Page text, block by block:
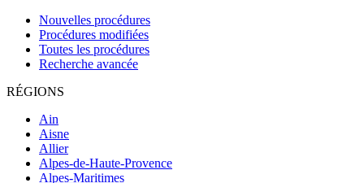
Nouvelles procédures
Procédures modifiées
Toutes les procédures
Recherche avancée
RÉGIONS
Ain
Aisne
Allier
Alpes-de-Haute-Provence
Alpes-Maritimes